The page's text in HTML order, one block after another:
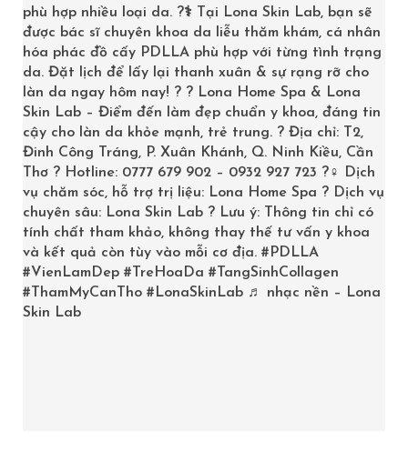
ADD TO CART
phù hợp nhiều loại da. ?‍⚕️ Tại Lona Skin Lab, bạn sẽ
được bác sĩ chuyên khoa da liễu thăm khám, cá nhân
hóa phác đồ cấy PDLLA phù hợp với từng tình trạng
da. Đặt lịch để lấy lại thanh xuân & sự rạng rỡ cho
làn da ngay hôm nay! ? ? Lona Home Spa & Lona
Skin Lab – Điểm đến làm đẹp chuẩn y khoa, đáng tin
cậy cho làn da khỏe mạnh, trẻ trung. ? Địa chỉ: T2,
Đinh Công Tráng, P. Xuân Khánh, Q. Ninh Kiều, Cần
Thơ ? Hotline: 0777 679 902 – 0932 927 723 ?‍♀️ Dịch
vụ chăm sóc, hỗ trợ trị liệu: Lona Home Spa ? Dịch vụ
chuyên sâu: Lona Skin Lab ? Lưu ý: Thông tin chỉ có
tính chất tham khảo, không thay thế tư vấn y khoa
và kết quả còn tùy vào mỗi cơ địa. #PDLLA
#VienLamDep #TreHoaDa #TangSinhCollagen
#ThamMyCanTho #LonaSkinLab ♬ nhạc nền – Lona
Skin Lab